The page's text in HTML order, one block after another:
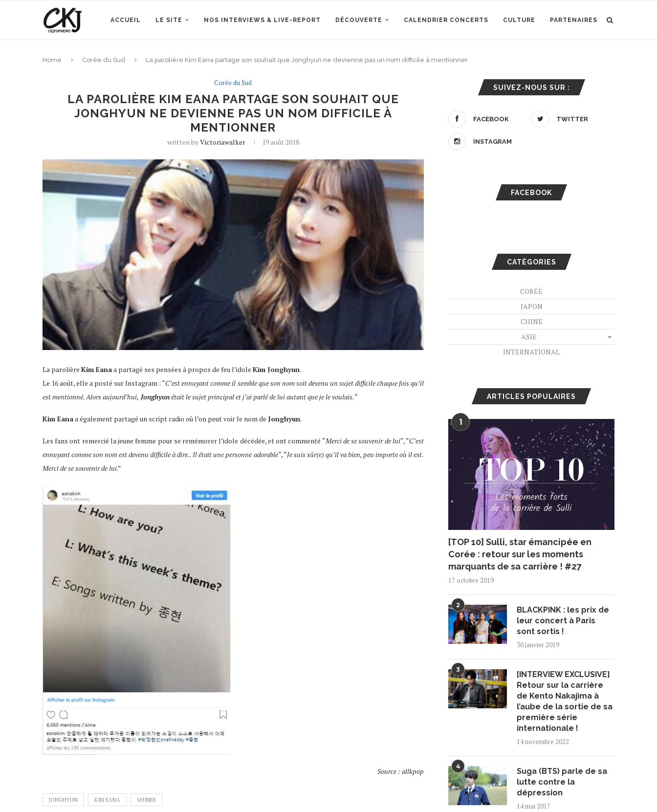
ACCUEIL LE SITE NOS INTERVIEWS & LIVE-REPORT DÉCOUVERTE CALENDRIER CONCERTS CULTURE PARTENAIRES
Home Corée du Sud La parolière Kim Eana partage son souhait que Jonghyun ne devienne pas un nom difficile à mentionner
Corée du Sud
LA PAROLIÈRE KIM EANA PARTAGE SON SOUHAIT QUE
JONGHYUN NE DEVIENNE PAS UN NOM DIFFICILE À
MENTIONNER
written byVictoriawalker 19 août 2018
La parolière Kim Eanaa partagé ses pensées à propos de feu l’idole Kim Jonghyun.
Le 16 août, elle a posté sur Instagram : “C’est ennuyant comme il semble que son nom soit devenu un sujet difficile chaque fois qu’il
est mentionné. Alors aujourd’hui, Jonghyunétait le sujet principal et j’ai parlé de lui autant que je le voulais.“
Kim Eanaa également partagé un script radio où l’on peut voir le nom de Jonghyun.
Les fans ont remercié la jeune femme pour se remémorer l’idole décédée, et ont commenté “Merci de se souvenir de lui“, “C’est
ennuyant comme son nom est devenu difficile à dire.. Il était une personne adorable“, “Je suis sûr(e) qu’il va bien, peu importe où il est.
Merci de se souvenir de lui.”
Source : allkpop
JONGHYUN KIM EANA SHINEE
SUIVEZ-NOUS SUR :
FACEBOOK TWITTER
INSTAGRAM
FACEBOOK
CATÉGORIES
CORÉE
JAPON
CHINE
ASIE
INTERNATIONAL
ARTICLES POPULAIRES
1
[TOP 10] Sulli, star émancipée en
Corée : retour sur les moments
marquants de sa carrière ! #27
17 octobre 2019
2
BLACKPINK : les prix de
leur concert à Paris
sont sortis !
30 janvier 2019
3
[INTERVIEW EXCLUSIVE]
Retour sur la carrière
de Kento Nakajima à
l’aube de la sortie de sa
première série
internationale !
14 novembre 2022
4
Suga (BTS) parle de sa
lutte contre la
dépression
14 mai 2017